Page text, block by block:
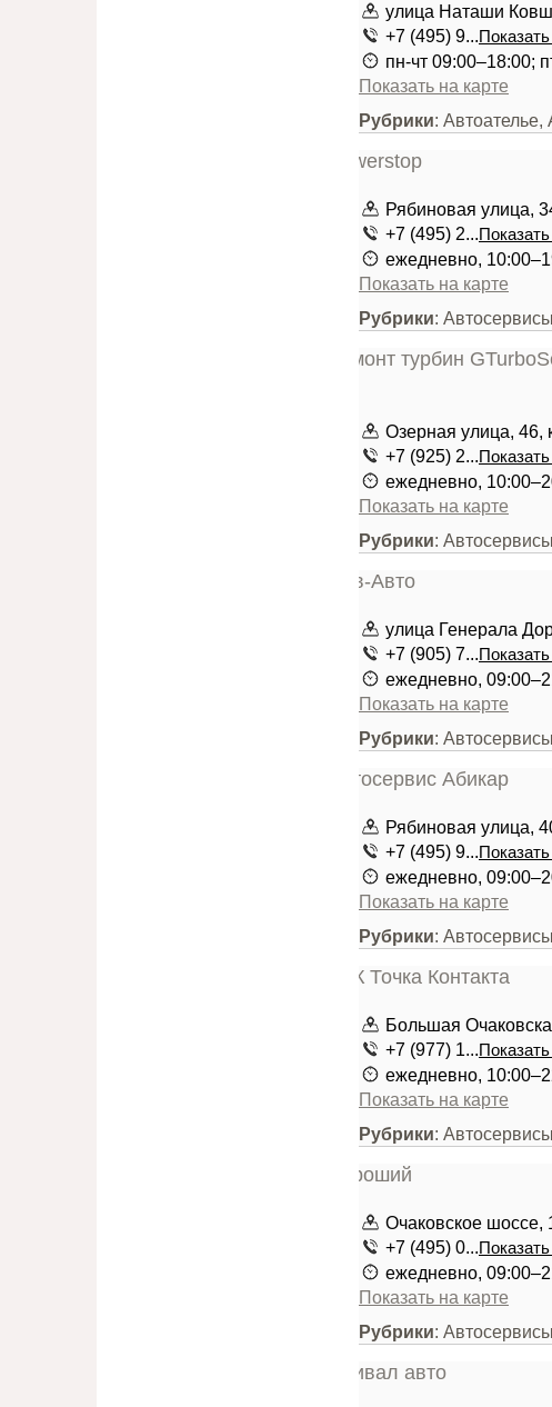
улица Наташи
+7 (495) 9...
пн-чт 09:00–18:00;
Показать на карте
Рубрики: Автоателье,
Рябиновая улица,
+7 (495) 2...
ежедневно,
Показать на карте
Рубрики:
Озерная улица, 46,
+7 (925) 2...
ежедневно,
Показать на карте
Рубрики:
улица Генерала
+7 (905) 7...
ежедневно,
Показать на карте
Рубрики: Автосервисы
Рябиновая улица,
+7 (495) 9...
ежедневно,
Показать на карте
Рубрики: Автосервисы
Большая
+7 (977) 1...
ежедневно,
Показать на карте
Рубрики:
Очаковское шоссе,
+7 (495) 0...
ежедневно,
Показать на карте
Рубрики: